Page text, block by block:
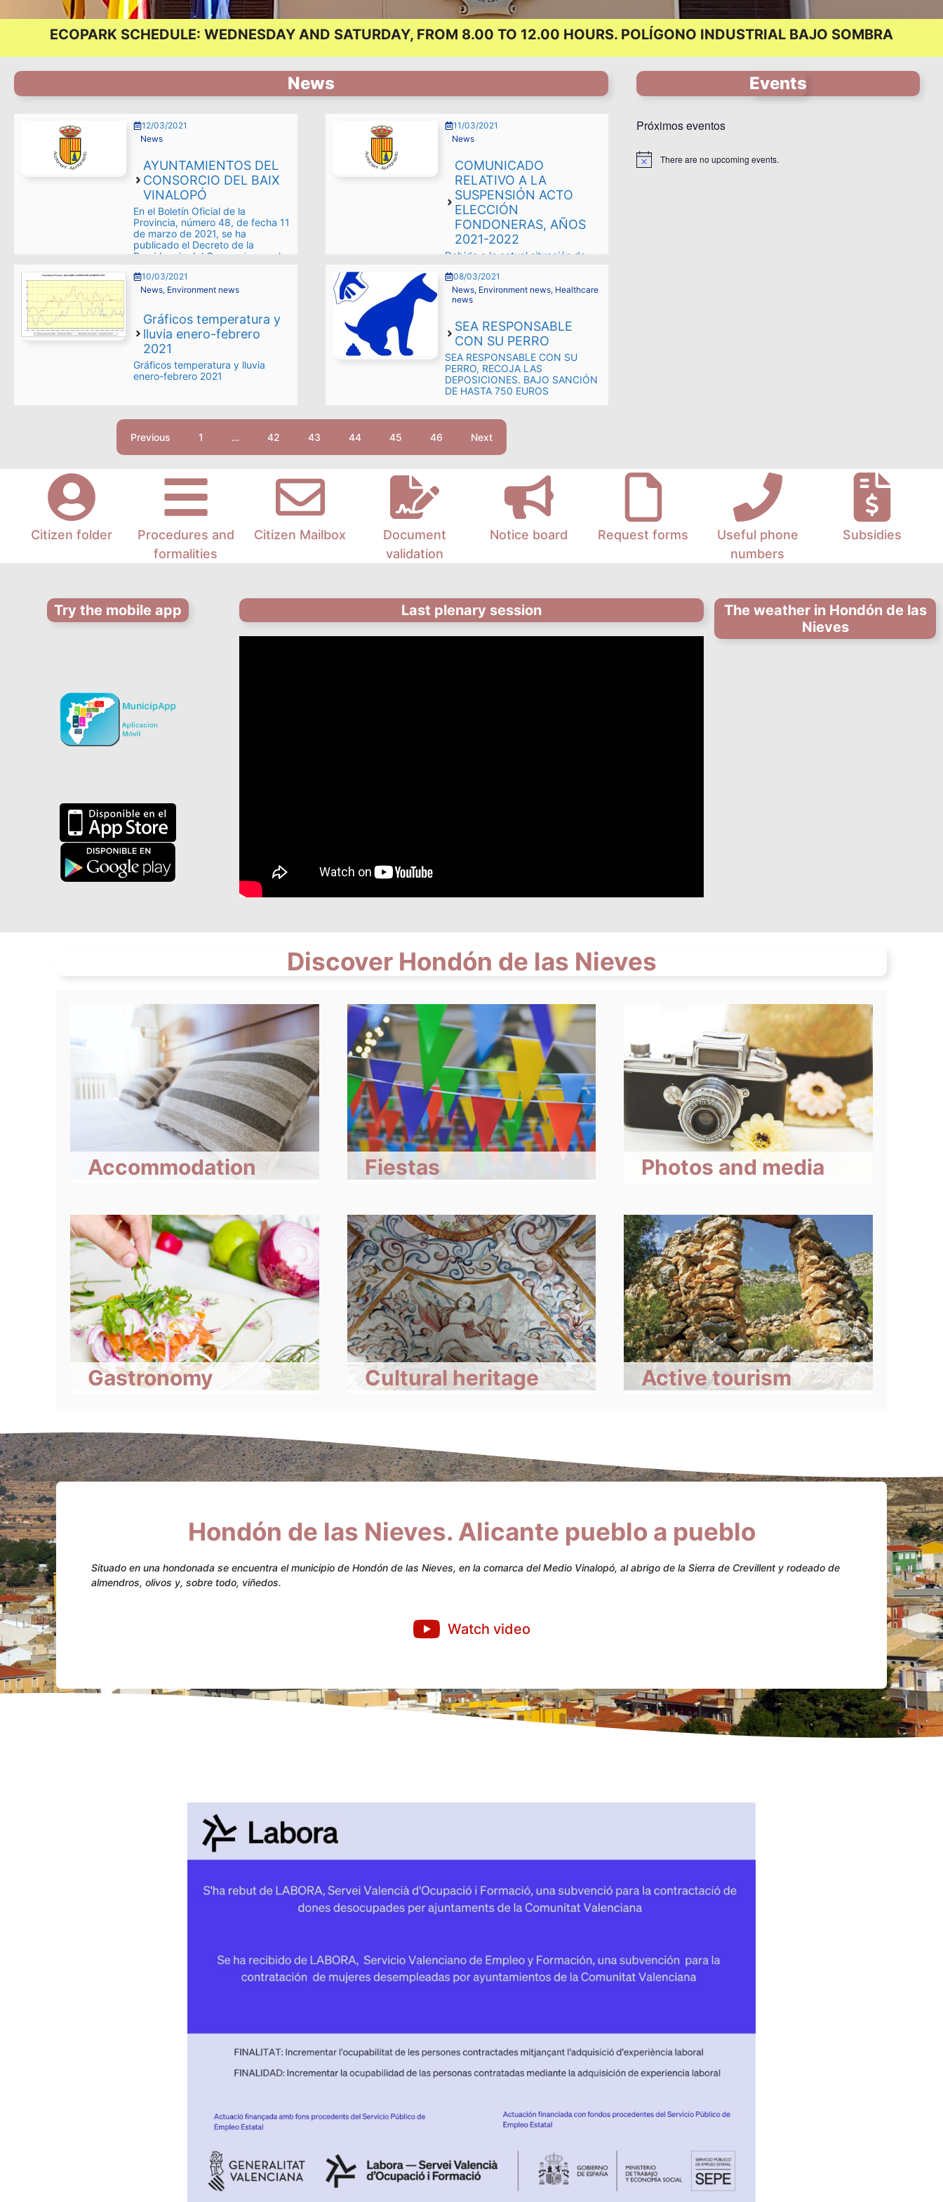
ECOPARK SCHEDULE: WEDNESDAY AND SATURDAY, FROM 8.00 TO 12.00 HOURS. POLÍGONO INDUSTRIAL BAJO SOMBRA
News
12/03/2021
News
AYUNTAMIENTOS DEL
CONSORCIO DEL BAIX
VINALOPÓ
En el Boletín Oficial de la
Provincia, número 48, de fecha 11
de marzo de 2021, se ha
publicado el Decreto de la
Presidencia del Consorcio para la
Plan Zonal de Residuos 10 Área
de Gestión A5, núm 2021-0013,
Read more
11/03/2021
News
COMUNICADO
RELATIVO A LA
SUSPENSIÓN ACTO
ELECCIÓN
FONDONERAS, AÑOS
2021-2022
Debido a la actual situación de
gobierno, como responsable de la
organización y desarrollo de las
festividades que tienen lugar en
COMUNICAR PRIMERO. Quedan
suspendidos los actos de
elección de fondonera mayor y
fondoneras de honor para los
años 2021-2022. SEGUNDO. Se …
Read more
10/03/2021
News, Environment news
Gráficos temperatura y
lluvia enero-febrero
2021
Gráficos temperatura y lluvia
enero-febrero 2021
08/03/2021
News, Environment news, Healthcare
news
SEA RESPONSABLE
CON SU PERRO
SEA RESPONSABLE CON SU
PERRO, RECOJA LAS
DEPOSICIONES. BAJO SANCIÓN
DE HASTA 750 EUROS
Previous 1 … 42 43 44 45 46 Next
Events
Próximos eventos
N
There are no upcoming events.
Citizen folder
Procedures and
formalities
Citizen Mailbox
Document
validation
Notice board Request forms
Useful phone
numbers
Subsidies
Try the mobile app Last plenary session
The weather in Hondón de las
Nieves
Discover Hondón de las Nieves
Accommodation Fiestas Photos and media
Gastronomy Cultural heritage Active tourism
Hondón de las Nieves. Alicante pueblo a pueblo
Situado en una hondonada se encuentra el municipio de Hondón de las Nieves, en la comarca del Medio Vinalopó, al abrigo de la Sierra de Crevillent y rodeado de
almendros, olivos y, sobre todo, viñedos.
Watch video